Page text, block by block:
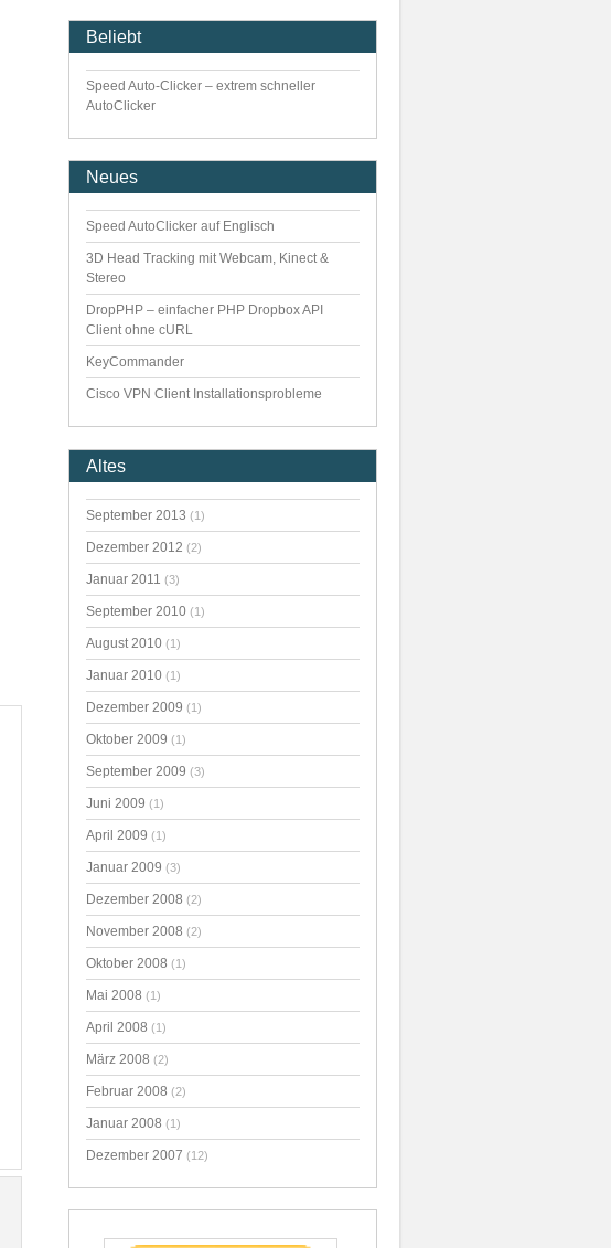
Beliebt
Speed Auto-Clicker – extrem schneller
AutoClicker
Neues
Speed AutoClicker auf Englisch
3D Head Tracking mit Webcam, Kinect &
Stereo
DropPHP – einfacher PHP Dropbox API
Client ohne cURL
KeyCommander
Cisco VPN Client Installationsprobleme
Altes
September 2013 (1)
Dezember 2012 (2)
Januar 2011 (3)
September 2010 (1)
August 2010 (1)
Januar 2010 (1)
Dezember 2009 (1)
Oktober 2009 (1)
September 2009 (3)
Juni 2009 (1)
April 2009 (1)
Januar 2009 (3)
Dezember 2008 (2)
November 2008 (2)
Oktober 2008 (1)
Mai 2008 (1)
April 2008 (1)
März 2008 (2)
Februar 2008 (2)
Januar 2008 (1)
Dezember 2007 (12)